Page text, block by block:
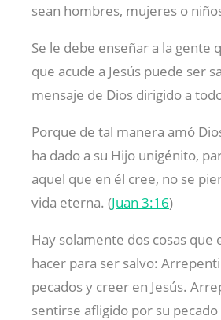
sean hombres, mujeres o
Se le debe enseñar a la gente
que acude a Jesús puede ser
mensaje de Dios dirigido a
Porque de tal manera amó
ha dado a su Hijo unigénito,
aquel que en él cree, no se
vida eterna. (Juan 3:16)
Hay solamente dos cosas que
hacer para ser salvo:
pecados y creer en Jesús.
sentirse afligido por su